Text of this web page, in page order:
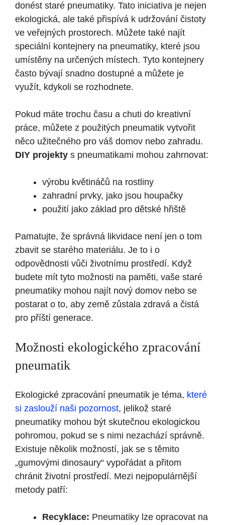
donést staré pneumatiky. Tato iniciativa je nejen
ekologická, ale také přispívá k udržování čistoty
ve veřejných prostorech. Můžete také najít
speciální kontejnery na pneumatiky, které jsou
umístěny na určených místech. Tyto kontejnery
často bývají snadno dostupné a můžete je
využít, kdykoli se rozhodnete.
Pokud máte trochu času a chuti do kreativní
práce, můžete z použitých pneumatik vytvořit
něco užitečného pro váš domov nebo zahradu.
DIY projekty s pneumatikami mohou zahrnovat:
výrobu květináčů na rostliny
zahradní prvky, jako jsou houpačky
použití jako základ pro dětské hřiště
Pamatujte, že správná likvidace není jen o tom
zbavit se starého materiálu. Je to i o
odpovědnosti vůči životnímu prostředí. Když
budete mít tyto možnosti na paměti, vaše staré
pneumatiky mohou najít nový domov nebo se
postarat o to, aby země zůstala zdravá a čistá
pro příští generace.
Možnosti ekologického zpracování
pneumatik
Ekologické zpracování pneumatik je téma, které
si zaslouží naši pozornost, jelikož staré
pneumatiky mohou být skutečnou ekologickou
pohromou, pokud se s nimi nezachází správně.
Existuje několik možností, jak se s těmito
„gumovými dinosaury“ vypořádat a přitom
chránit životní prostředí. Mezi nejpopulárnější
metody patří:
Recyklace: Pneumatiky lze opracovat na